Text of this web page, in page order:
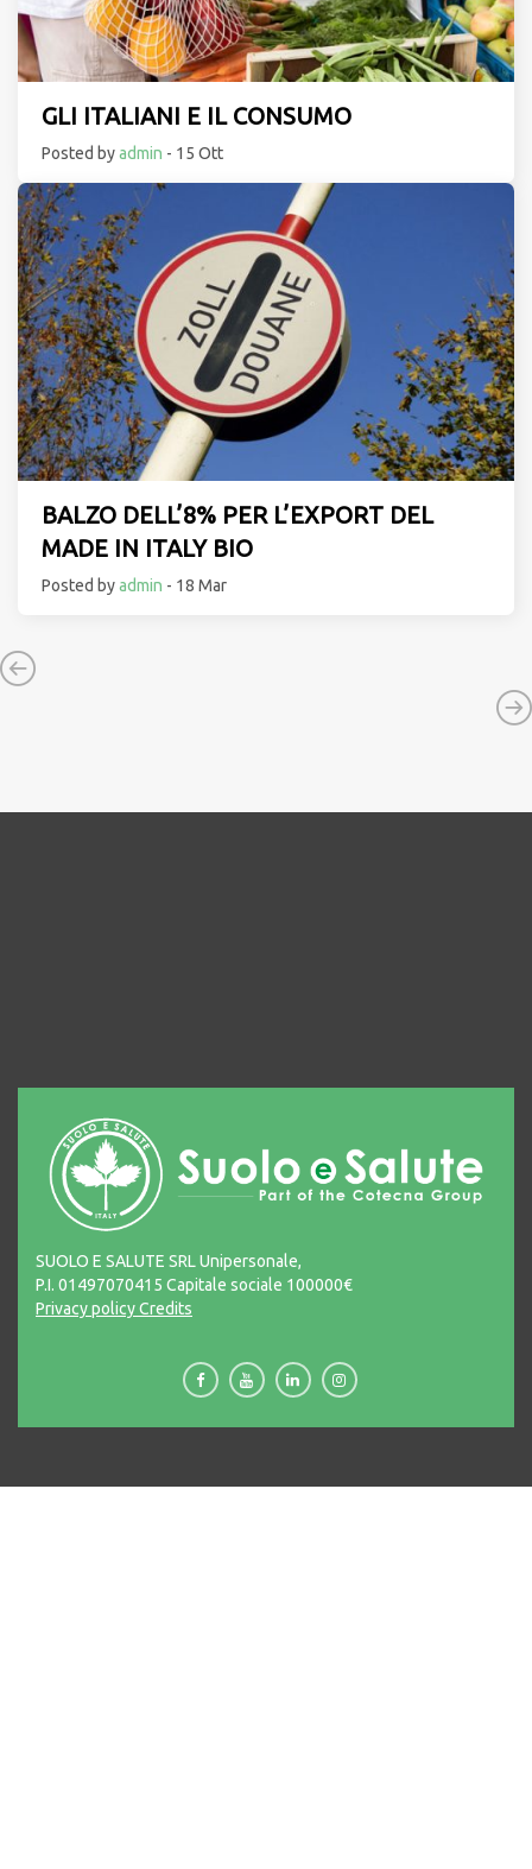
GLI ITALIANI E IL CONSUMO
Posted byadmin - 15 Ott
BALZO DELL’8% PER L’EXPORT DEL
MADE IN ITALY BIO
Posted byadmin - 18 Mar
SUOLO E SALUTE SRL Unipersonale,
P.I. 01497070415 Capitale sociale 100000€
Privacy policyCredits